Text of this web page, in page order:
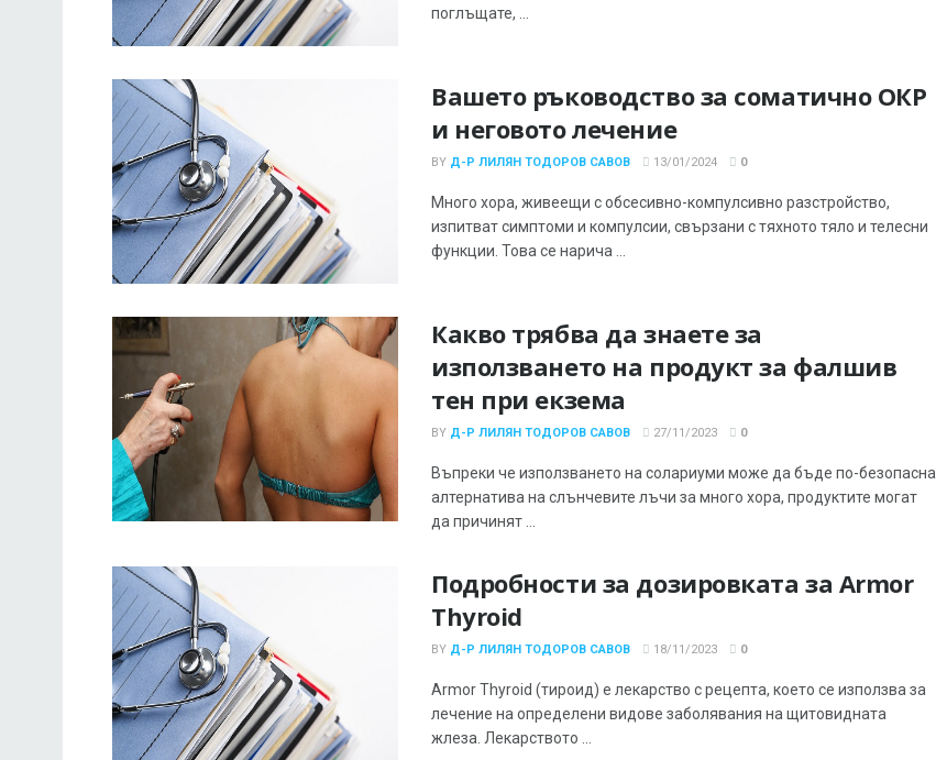
поглъщате, ...
Вашето ръководство за соматично ОКР
и неговото лечение
BY Д-Р ЛИЛЯН ТОДОРОВ САВОВ 13/01/2024 0
Много хора, живеещи с обсесивно-компулсивно разстройство,
изпитват симптоми и компулсии, свързани с тяхното тяло и телесни
функции. Това се нарича ...
Какво трябва да знаете за
използването на продукт за фалшив
тен при екзема
BY Д-Р ЛИЛЯН ТОДОРОВ САВОВ 27/11/2023 0
Въпреки че използването на солариуми може да бъде по-безопасна
алтернатива на слънчевите лъчи за много хора, продуктите могат
да причинят ...
Подробности за дозировката за Armor
Thyroid
BY Д-Р ЛИЛЯН ТОДОРОВ САВОВ 18/11/2023 0
Armor Thyroid (тироид) е лекарство с рецепта, което се използва за
лечение на определени видове заболявания на щитовидната
жлеза. Лекарството ...